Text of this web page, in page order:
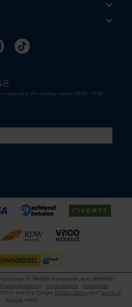
Instagram
Tiktok
maandag t/m vrijdag tussen 08.00 - 17.30
17, 3846BX Harderwijk, KvK 08017845 |
Privacyverklaring • Cookiebeleid • Disclaimer
and the Google Privacy Policyand Terms of
Service apply.